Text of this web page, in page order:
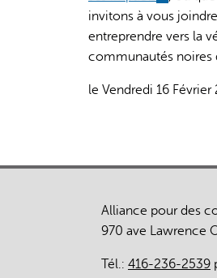
is
external)
invitons à vous
entreprendre vers la
communautés noires
le Vendredi 16 Février
Alliance pour des
970 ave Lawrence
Tél.: 416-236-2539